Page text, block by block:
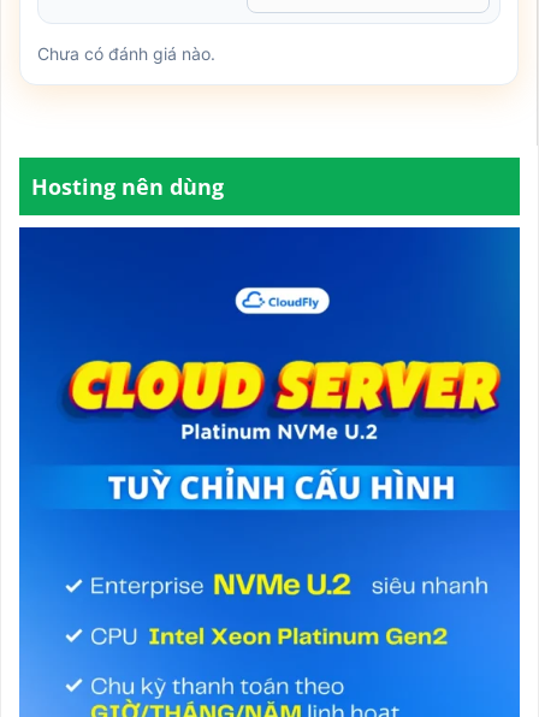
Chưa có đánh giá nào.
Hosting nên dùng